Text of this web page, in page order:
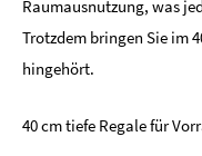
Raumausnutzung, was
Trotzdem bringen Sie im
hingehört.
40 cm tiefe Regale für